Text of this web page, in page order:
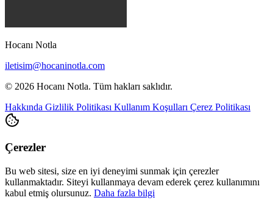
Hocanı Notla
iletisim@hocaninotla.com
© 2026 Hocanı Notla. Tüm hakları saklıdır.
Hakkında Gizlilik Politikası Kullanım Koşulları Çerez Politikası
Çerezler
Bu web sitesi, size en iyi deneyimi sunmak için çerezler
kullanmaktadır. Siteyi kullanmaya devam ederek çerez kullanımını
kabul etmiş olursunuz. Daha fazla bilgi